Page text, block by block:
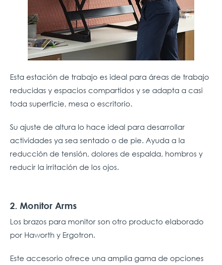
Esta estación de trabajo es ideal para áreas de trabajo
reducidas y espacios compartidos y se adapta a casi
toda superficie, mesa o escritorio.
Su ajuste de altura lo hace ideal para desarrollar
actividades ya sea sentado o de pie. Ayuda a la
reducción de tensión, dolores de espalda, hombros y
reducir la irritación de los ojos.
2. Monitor Arms
Los brazos para monitor son otro producto elaborado
por Haworth y Ergotron.
Este accesorio ofrece una amplia gama de opciones